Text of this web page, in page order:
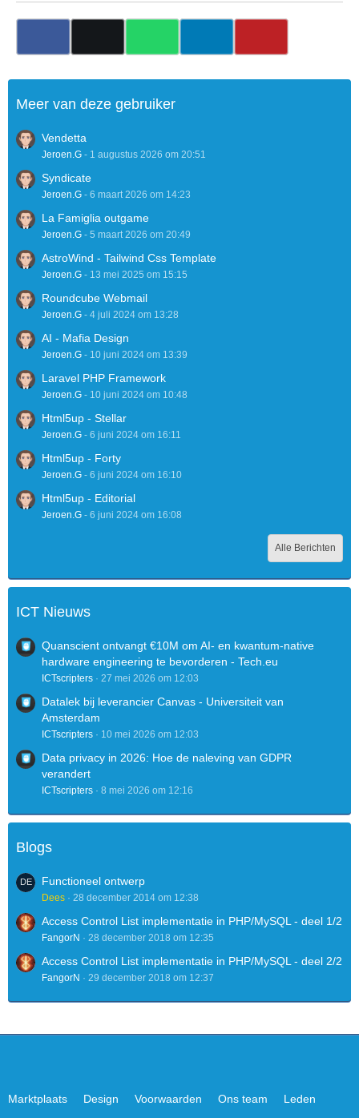
Meer van deze gebruiker
Vendetta
Jeroen.G - 1 augustus 2026 om 20:51
Syndicate
Jeroen.G - 6 maart 2026 om 14:23
La Famiglia outgame
Jeroen.G - 5 maart 2026 om 20:49
AstroWind - Tailwind Css Template
Jeroen.G - 13 mei 2025 om 15:15
Roundcube Webmail
Jeroen.G - 4 juli 2024 om 13:28
AI - Mafia Design
Jeroen.G - 10 juni 2024 om 13:39
Laravel PHP Framework
Jeroen.G - 10 juni 2024 om 10:48
Html5up - Stellar
Jeroen.G - 6 juni 2024 om 16:11
Html5up - Forty
Jeroen.G - 6 juni 2024 om 16:10
Html5up - Editorial
Jeroen.G - 6 juni 2024 om 16:08
Alle Berichten
ICT Nieuws
Quanscient ontvangt €10M om AI- en kwantum-native
hardware engineering te bevorderen - Tech.eu
ICTscripters 27 mei 2026 om 12:03
Datalek bij leverancier Canvas - Universiteit van
Amsterdam
ICTscripters 10 mei 2026 om 12:03
Data privacy in 2026: Hoe de naleving van GDPR
verandert
ICTscripters 8 mei 2026 om 12:16
Blogs
Functioneel ontwerp
Dees 28 december 2014 om 12:38
Access Control List implementatie in PHP/MySQL - deel 1/2
FangorN 28 december 2018 om 12:35
Access Control List implementatie in PHP/MySQL - deel 2/2
FangorN 29 december 2018 om 12:37
Marktplaats Design Voorwaarden Ons team Leden